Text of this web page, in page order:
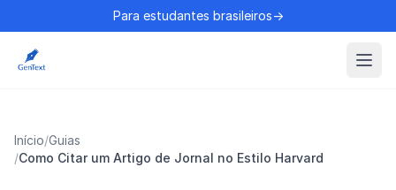
Para estudantes brasileiros→
Início/Guias
/Como Citar um Artigo de Jornal no Estilo Harvard